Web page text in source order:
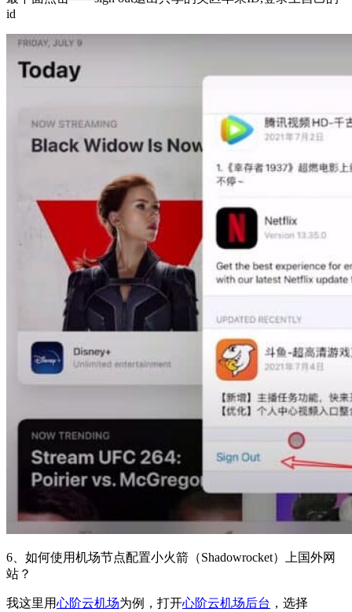
id
6、如何使用机场节点配置小火箭（Shadowrocket）上国外网
站？
我这里用心阶云机场为例，打开心阶云机场后台 ，选择